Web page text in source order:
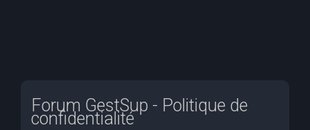
Forum GestSup - Politique de
confidentialité